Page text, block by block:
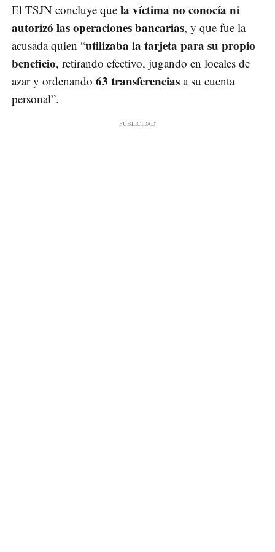
El TSJN concluye que la víctima no conocía ni
autorizó las operaciones bancarias, y que fue la
acusada quien “utilizaba la tarjeta para su propio
beneficio, retirando efectivo, jugando en locales de
azar y ordenando 63 transferencias a su cuenta
personal”.